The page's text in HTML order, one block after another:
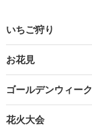
いちご狩り
お花見
ゴールデンウィーク
花火大会